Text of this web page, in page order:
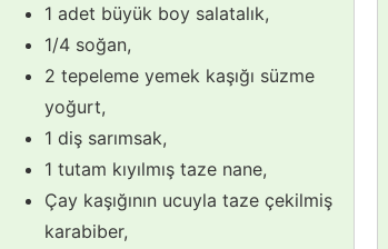
1 adet büyük boy salatalık,
1/4 soğan,
2 tepeleme yemek kaşığı süzme
yoğurt,
1 diş sarımsak,
1 tutam kıyılmış taze nane,
Çay kaşığının ucuyla taze çekilmiş
karabiber,